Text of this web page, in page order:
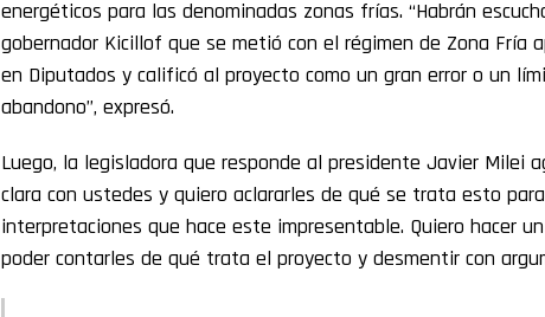
energéticos para las denominadas zonas frías. “Habrán
gobernador Kicillof que se metió con el régimen de Zona Fría
en Diputados y calificó al proyecto como un gran error o un
abandono”, expresó.
Luego, la legisladora que responde al presidente Javier Milei
clara con ustedes y quiero aclararles de qué se trata esto
interpretaciones que hace este impresentable. Quiero hacer
poder contarles de qué trata el proyecto y desmentir con